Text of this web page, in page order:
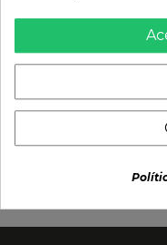
"UMESHU"
(HAKUTSURU)